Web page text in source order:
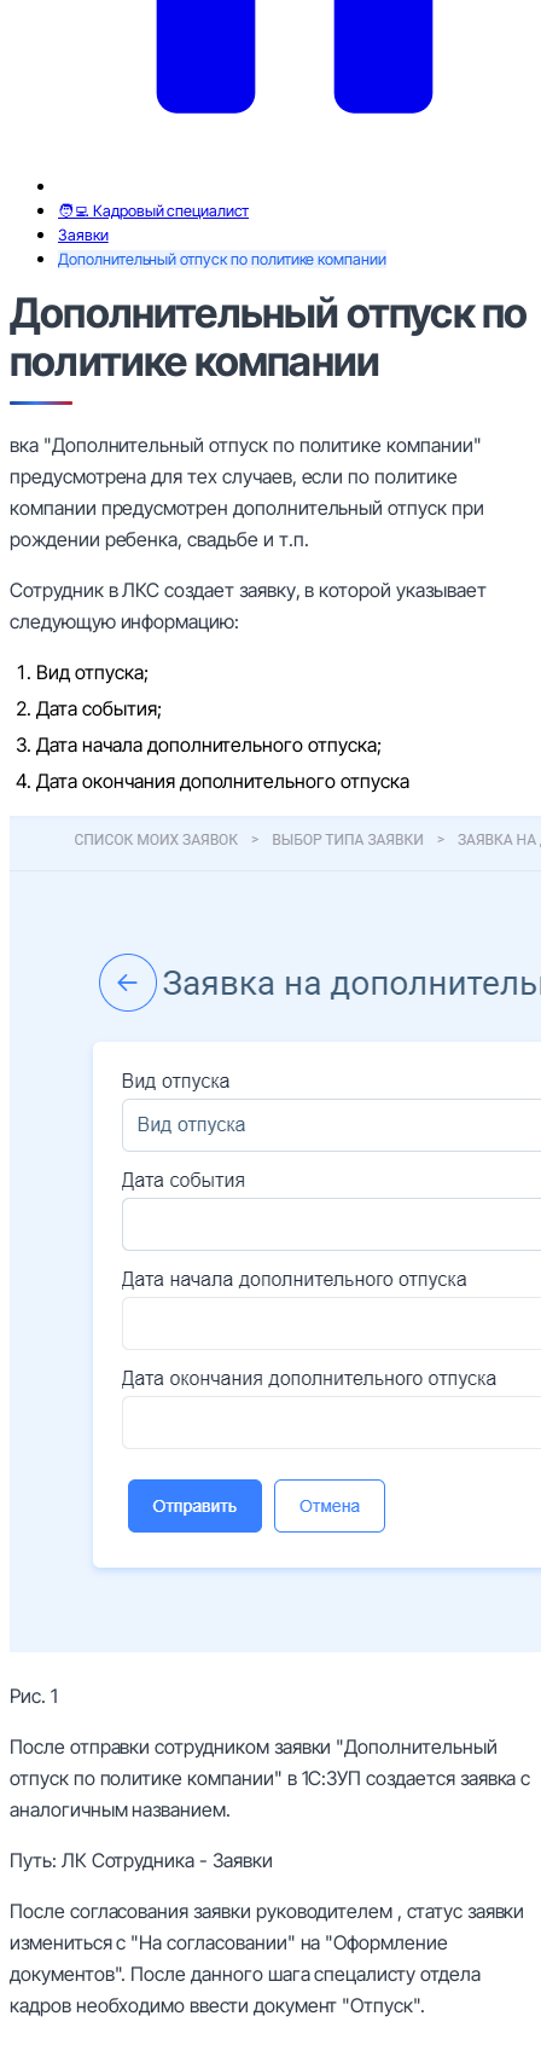
🧑‍💻 Кадровый специалист
Заявки
Дополнительный отпуск по политике компании
Дополнительный отпуск по
политике компании
вка "Дополнительный отпуск по политике компании"
предусмотрена для тех случаев, если по политике
компании предусмотрен дополнительный отпуск при
рождении ребенка, свадьбе и т.п.
Сотрудник в ЛКС создает заявку, в которой указывает
следующую информацию:
Вид отпуска;
Дата события;
Дата начала дополнительного отпуска;
Дата окончания дополнительного отпуска
Рис. 1
После отправки сотрудником заявки "Дополнительный
отпуск по политике компании" в 1С:ЗУП создается заявка с
аналогичным названием.
Путь: ЛК Сотрудника - Заявки
После согласования заявки руководителем , статус заявки
измениться с "На согласовании" на "Оформление
документов". После данного шага спецалисту отдела
кадров необходимо ввести документ "Отпуск".